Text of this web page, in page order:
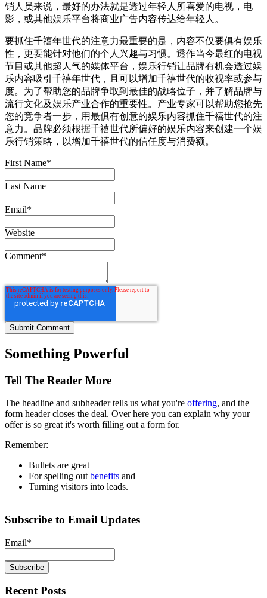
销人员来说，最好的办法就是透过年轻人所喜爱的电视，电
影，或其他娱乐平台将商业广告内容传达给年轻人。
要抓住千禧年世代的注意力最重要的是，内容不仅要俱有娱乐
性，更要能针对他们的个人兴趣与习惯。透作当今最红的电视
节目或其他超人气的媒体平台，娱乐行销让品牌有机会透过娱
乐内容吸引千禧年世代，且可以增加千禧世代的收视率或参与
度。为了帮助您的品牌争取到最佳的战略位子，并了解品牌与
流行文化及娱乐产业合作的重要性。产业专家可以帮助您抢先
您的竞争者一步，用最俱有创意的娱乐内容抓住千禧世代的注
意力。品牌必须根据千禧世代所偏好的娱乐内容来创建一个娱
乐行销策略，以增加千禧世代的信任度与消费额。
First Name*
Last Name
Email*
Website
Comment*
Something Powerful
Tell The Reader More
The headline and subheader tells us what you're offering, and the
form header closes the deal. Over here you can explain why your
offer is so great it's worth filling out a form for.
Remember:
Bullets are great
For spelling out benefits and
Turning visitors into leads.
Subscribe to Email Updates
Email*
Recent Posts